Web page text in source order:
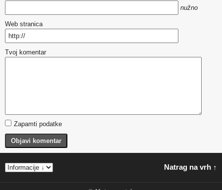
nužno
Web stranica
Tvoj komentar
Zapamti podatke
Objavi komentar
Natrag na vrh ↑